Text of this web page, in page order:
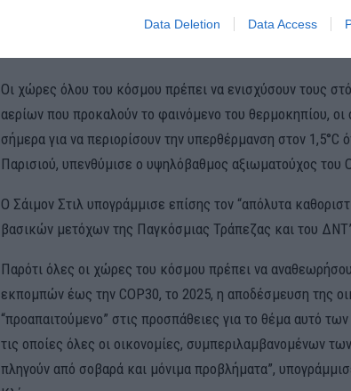
Data Deletion Data Access
Στιλ απευθυνόμενος στο φόρουμ αυτό των πλούσιων
Οι χώρες όλου του κόσμου πρέπει να ενισχύσουν τους
αερίων που προκαλούν το φαινόμενο του θερμοκηπίου, οι
σήμερα για να περιορίσουν την υπερθέρμανση στον
Παρισιού, υπενθύμισε ο υψηλόβαθμος αξιωματούχος του
Ο Σάιμον Στιλ υπογράμμισε επίσης τον “απόλυτα
βασικών μετόχων της Παγκόσμιας Τράπεζας και του
Παρότι όλες οι χώρες του κόσμου πρέπει να
εκπομπών έως την COP30, το 2025, η αποδέσμευση της
“προαπαιτούμενο” στις προσπάθειες για το θέμα αυτό
τις οποίες όλες οι οικονομίες, συμπεριλαμβανομένων
πληγούν από σοβαρά και μόνιμα προβλήματα”,